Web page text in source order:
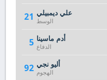
21 علي ديمبيلي
الوسط
5 أدم ماسينا
الدفاع
92 أليو نجي
الهجوم